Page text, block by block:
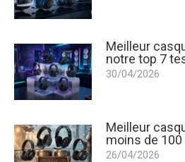
Meilleur
notre top 7
30/04/2026
Meilleur
moins de 100
26/04/2026